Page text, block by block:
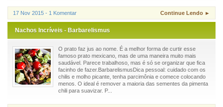
17 Nov 2015 - 1 Komentar Continue Lendo ►
Nachos Incríveis - Barbarelismus
O prato faz jus ao nome. É a melhor forma de curtir esse
famoso prato mexicano, mas de uma maneira muito mais
saudável. Parece trabalhoso, mas é só se organizar que fica
facinho de fazer.BarbarelismusDica pessoal: cuidado com os
chilis e molho picante, tenha parcimônia e comece colocando
menos. O ideal é remover a maioria das sementes da pimenta
chili para suavizar. P...